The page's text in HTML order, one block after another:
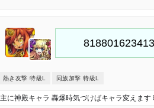
熱き友撃 特級L 同族加撃 特級L
主に神殿キャラ 轟爆時気づけばキャラ変えま